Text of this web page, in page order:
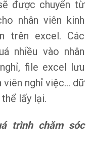
được chuyển từ
nhân viên kinh
trên excel. Các
nhiều vào nhân
file excel lưu
viên nghỉ việc… dữ
lấy lại.
trình chăm sóc